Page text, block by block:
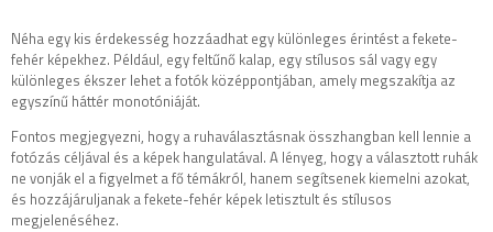
Néha egy kis érdekesség hozzáadhat egy különleges érintést a fekete-
fehér képekhez. Például, egy feltűnő kalap, egy stílusos sál vagy egy
különleges ékszer lehet a fotók középpontjában, amely megszakítja az
egyszínű háttér monotóniáját.
Fontos megjegyezni, hogy a ruhaválasztásnak összhangban kell lennie a
fotózás céljával és a képek hangulatával. A lényeg, hogy a választott ruhák
ne vonják el a figyelmet a fő témákról, hanem segítsenek kiemelni azokat,
és hozzájáruljanak a fekete-fehér képek letisztult és stílusos
megjelenéséhez.